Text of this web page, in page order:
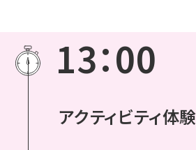
13：00
アクティビティ体験